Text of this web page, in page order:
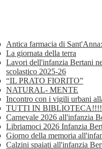
Antica farmacia di
La giornata della terra
Lavori dell'infanzia Bertani
scolastico 2025-26
“IL PRATO FIORITO”
NATURAL- MENTE
Incontro con i vigili urbani
TUTTI IN
Carnevale 2026 all'infanzia
Libriamoci 2026 Infanzia
Giorno della memoria
Calzini spaiati all'infanzia